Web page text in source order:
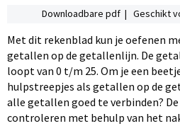
Downloadbare pdf | Geschikt
Met dit rekenblad kun je oefenen
getallen op de getallenlijn. De
loopt van 0 t/m 25. Om je een
hulpstreepjes als getallen op de
alle getallen goed te verbinden?
controleren met behulp van het